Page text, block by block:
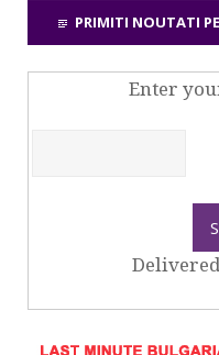
PRIMITI NOUTATI
Enter